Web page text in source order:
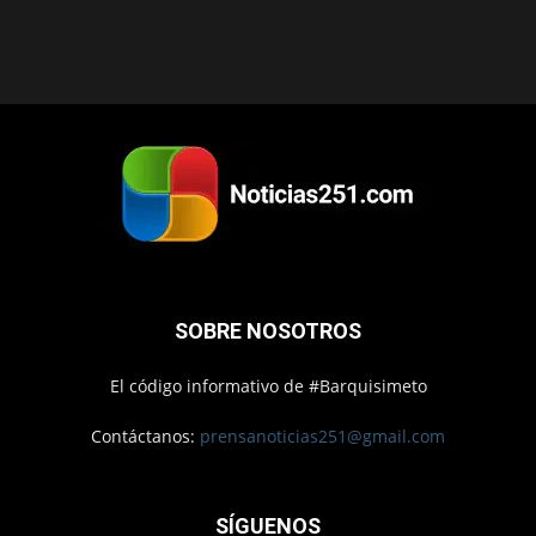
SOBRE NOSOTROS
El código informativo de #Barquisimeto
Contáctanos: prensanoticias251@gmail.com
SÍGUENOS